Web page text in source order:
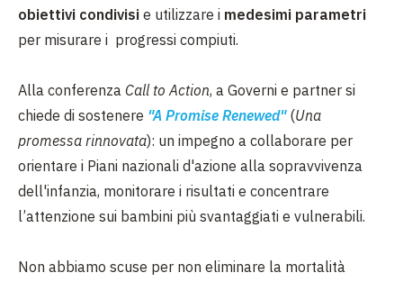
obiettivi condivisi e utilizzare i medesimi parametri
per misurare i progressi compiuti.
Alla conferenza Call to Action, a Governi e partner si
chiede di sostenere "A Promise Renewed"(Una
promessa rinnovata): un impegno a collaborare per
orientare i Piani nazionali d'azione alla sopravvivenza
dell'infanzia, monitorare i risultati e concentrare
l’attenzione sui bambini più svantaggiati e vulnerabili.
Non abbiamo scuse per non eliminare la mortalità